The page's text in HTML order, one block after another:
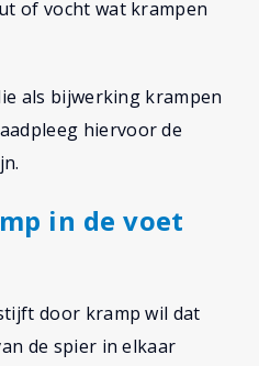
of vocht wat krampen
als bijwerking krampen
hiervoor de
in de voet
door kramp wil dat
de spier in elkaar